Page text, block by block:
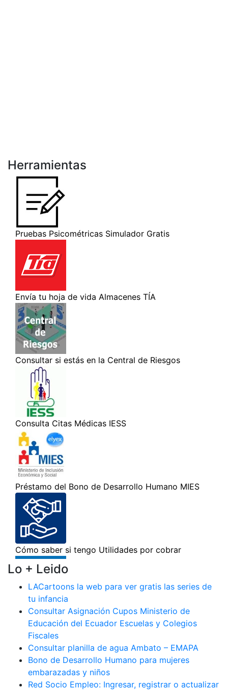
Herramientas
Lo + Leido
LACartoons la web para ver gratis las series de
tu infancia
Consultar Asignación Cupos Ministerio de
Educación del Ecuador Escuelas y Colegios
Fiscales
Consultar planilla de agua Ambato – EMAPA
Bono de Desarrollo Humano para mujeres
embarazadas y niños
Red Socio Empleo: Ingresar, registrar o actualizar